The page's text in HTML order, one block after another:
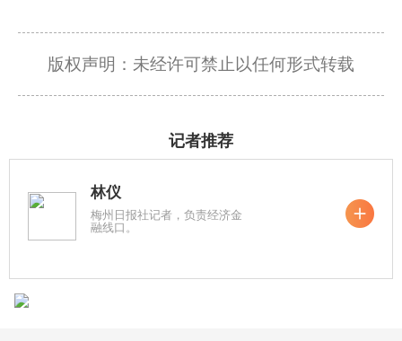
版权声明：未经许可禁止以任何形式转载
记者推荐
林仪
梅州日报社记者，负责经济金
融线口。